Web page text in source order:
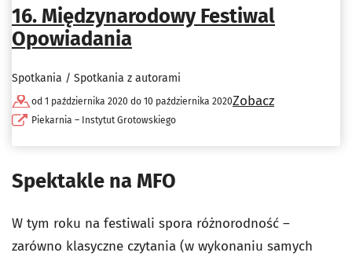
16. Międzynarodowy Festiwal
Opowiadania
Spotkania / Spotkania z autorami
od 1 października 2020 do 10 października 2020
Piekarnia – Instytut Grotowskiego
Zobacz
Spektakle na MFO
W tym roku na festiwali spora różnorodność –
zarówno klasyczne czytania (w wykonaniu samych